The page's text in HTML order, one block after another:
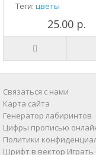
Теги: цветы
25.00 р.
Связаться с нами
Карта сайта
Генератор лабиринтов
Цифры прописью
Политики
Шрифт в вектор